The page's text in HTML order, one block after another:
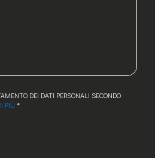
DEI DATI PERSONALI SECONDO
PIÙ *